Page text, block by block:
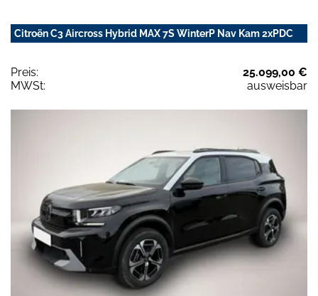
Citroën C3 Aircross Hybrid MAX 7S WinterP Nav Kam 2xPDC
Preis:
25.099,00 €
MWSt:
ausweisbar